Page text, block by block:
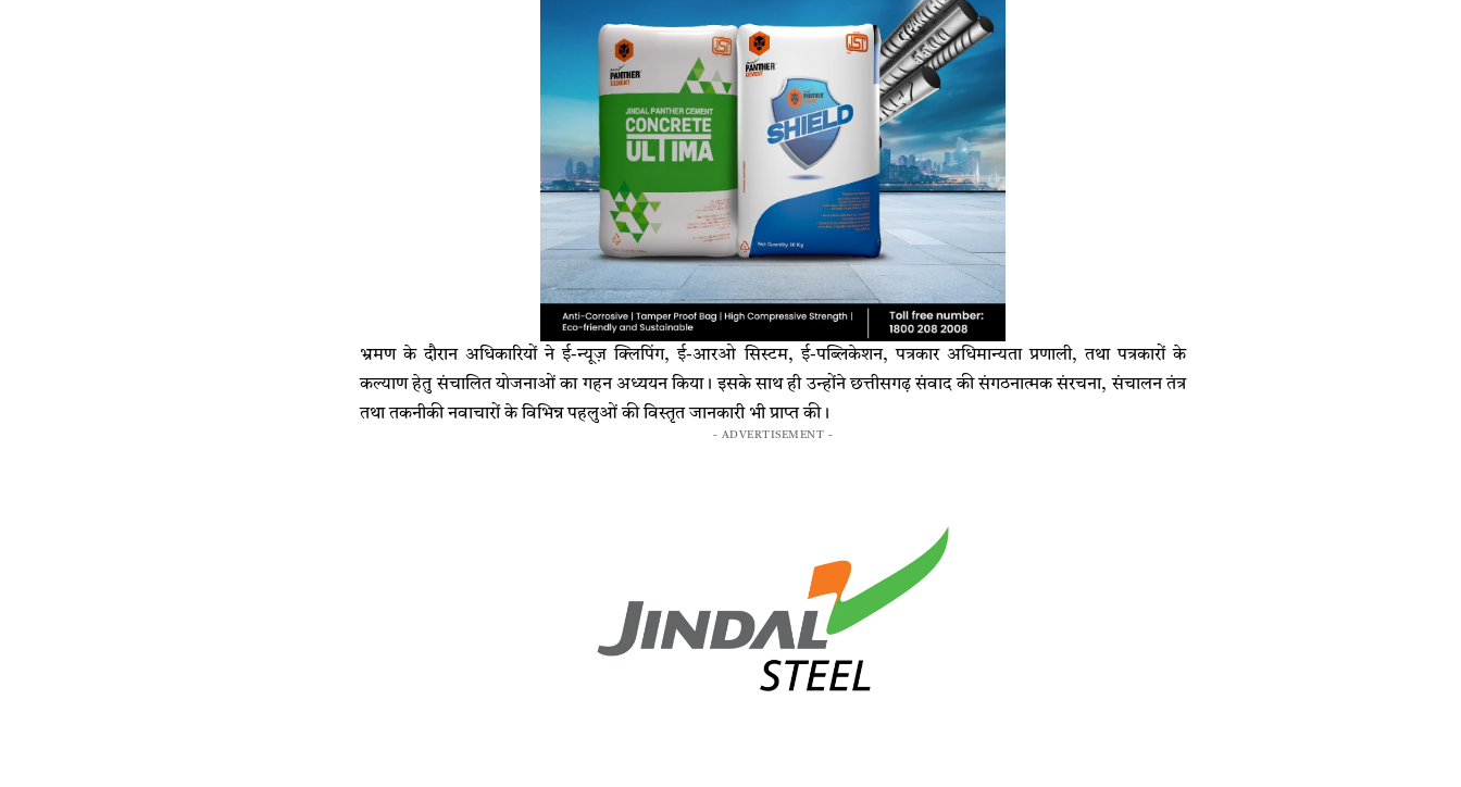
भ्रमण के दौरान अधिकारियों ने ई-न्यूज़ क्लिपिंग, ई-आरओ सिस्टम, ई-पब्लिकेशन, पत्रकार अधिमान्यता प्रणाली, तथा पत्रकारों के
कल्याण हेतु संचालित योजनाओं का गहन अध्ययन किया। इसके साथ ही उन्होंने छत्तीसगढ़ संवाद की संगठनात्मक संरचना, संचालन तंत्र
तथा तकनीकी नवाचारों के विभिन्न पहलुओं की विस्तृत जानकारी भी प्राप्त की।
- ADVERTISEMENT -